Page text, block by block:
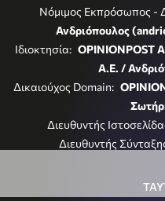
Νόμιμος Εκπρόσωπος -
Ανδριόπουλος
Ιδιοκτησία: OPINIONPOST
Α.Ε. /
Δικαιούχος Domain:
Διευθυντής
Διευθυντής